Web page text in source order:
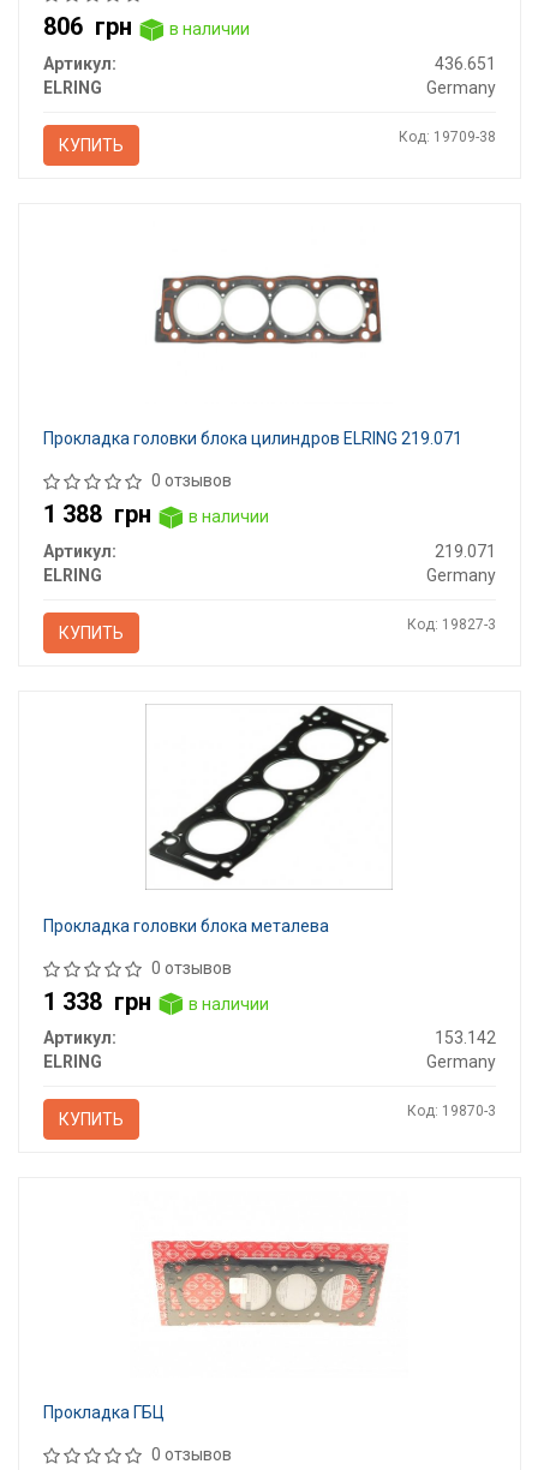
806 грн
в наличии
Артикул:
436.651
ELRING
Germany
КУПИТЬ Код: 19709-38
Прокладка головки блока цилиндров ELRING 219.071
0 отзывов
1 388 грн
в наличии
Артикул:
219.071
ELRING
Germany
КУПИТЬ Код: 19827-3
Прокладка головки блока металева
0 отзывов
1 338 грн
в наличии
Артикул:
153.142
ELRING
Germany
КУПИТЬ Код: 19870-3
Прокладка ГБЦ
0 отзывов